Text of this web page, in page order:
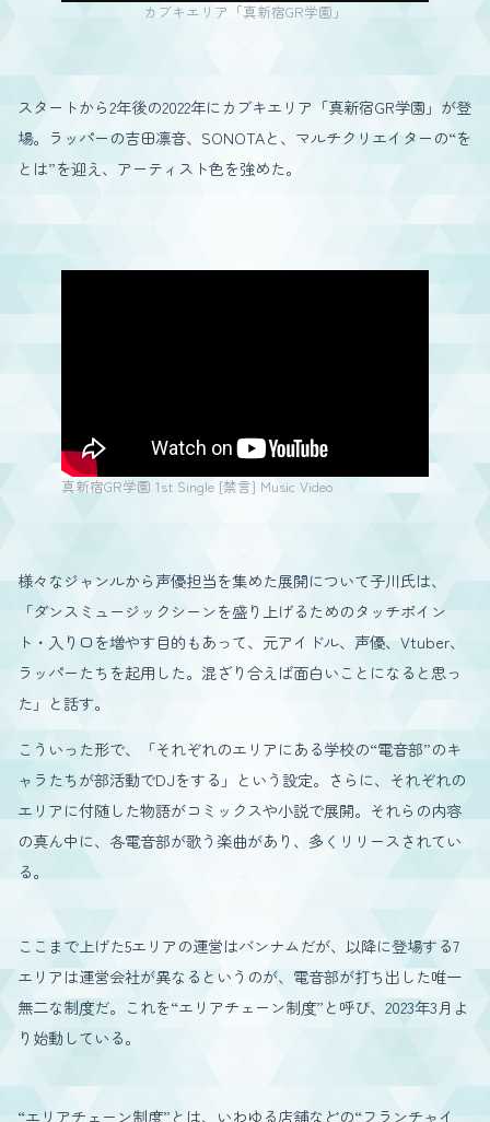
カブキエリア「真新宿GR学園」
スタートから2年後の2022年にカブキエリア「真新宿GR学園」が登
場。ラッパーの吉田凛音、SONOTAと、マルチクリエイターの“を
とは”を迎え、アーティスト色を強めた。
真新宿GR学園 1st Single [禁言] Music Video
様々なジャンルから声優担当を集めた展開について子川氏は、
「ダンスミュージックシーンを盛り上げるためのタッチポイン
ト・入り口を増やす目的もあって、元アイドル、声優、Vtuber、
ラッパーたちを起用した。混ざり合えば面白いことになると思っ
た」と話す。
こういった形で、「それぞれのエリアにある学校の“電音部”のキ
ャラたちが部活動でDJをする」という設定。さらに、それぞれの
エリアに付随した物語がコミックスや小説で展開。それらの内容
の真ん中に、各電音部が歌う楽曲があり、多くリリースされてい
る。
ここまで上げた5エリアの運営はバンナムだが、以降に登場する7
エリアは運営会社が異なるというのが、電音部が打ち出した唯一
無二な制度だ。これを“エリアチェーン制度”と呼び、2023年3月よ
り始動している。
“エリアチェーン制度”とは、いわゆる店舗などの“フランチャイ